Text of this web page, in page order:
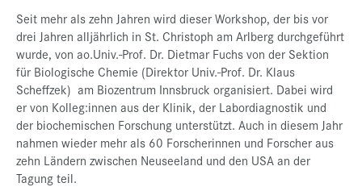
Seit mehr als zehn Jahren wird dieser Workshop, der bis vor
drei Jahren alljährlich in St. Christoph am Arlberg durchgeführt
wurde, von ao.Univ.-Prof. Dr. Dietmar Fuchs von der Sektion
für Biologische Chemie (Direktor Univ.-Prof. Dr. Klaus
Scheffzek) am Biozentrum Innsbruck organisiert. Dabei wird
er von Kolleg:innen aus der Klinik, der Labordiagnostik und
der biochemischen Forschung unterstützt. Auch in diesem Jahr
nahmen wieder mehr als 60 Forscherinnen und Forscher aus
zehn Ländern zwischen Neuseeland und den USA an der
Tagung teil.